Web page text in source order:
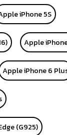
iPhone 5S
Apple
Apple iPhone 6
(G925)